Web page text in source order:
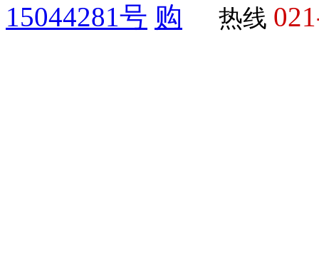
15044281号 热线